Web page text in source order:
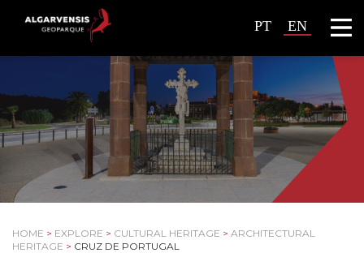
PT EN
HOME > EXPLORE > CULTURAL HERITAGE > ARCHITECTURAL
HERITAGE > CRUZ DE PORTUGAL